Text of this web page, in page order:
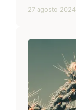
27 agosto 2024